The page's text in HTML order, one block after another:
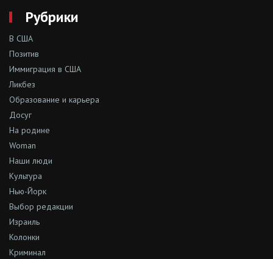
Рубрики
В США
Позитив
Иммиграция в США
Ликбез
Образование и карьера
Досуг
На родине
Woman
Наши люди
Культура
Нью-Йорк
Выбор редакции
Израиль
Колонки
Криминал